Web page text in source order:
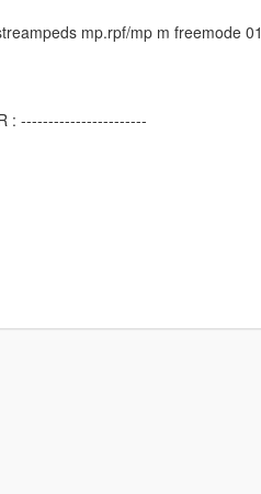
mp.rpf/mp m freemode 01
: -----------------------